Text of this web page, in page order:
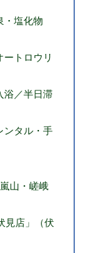
・塩化物
トロウリ
浴／半日滞
ンタル・手
山・嵯峨
見店」（伏